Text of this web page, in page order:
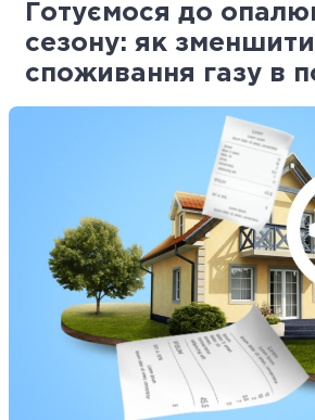
Готуємося до
сезону: як зменшити
споживання газу в